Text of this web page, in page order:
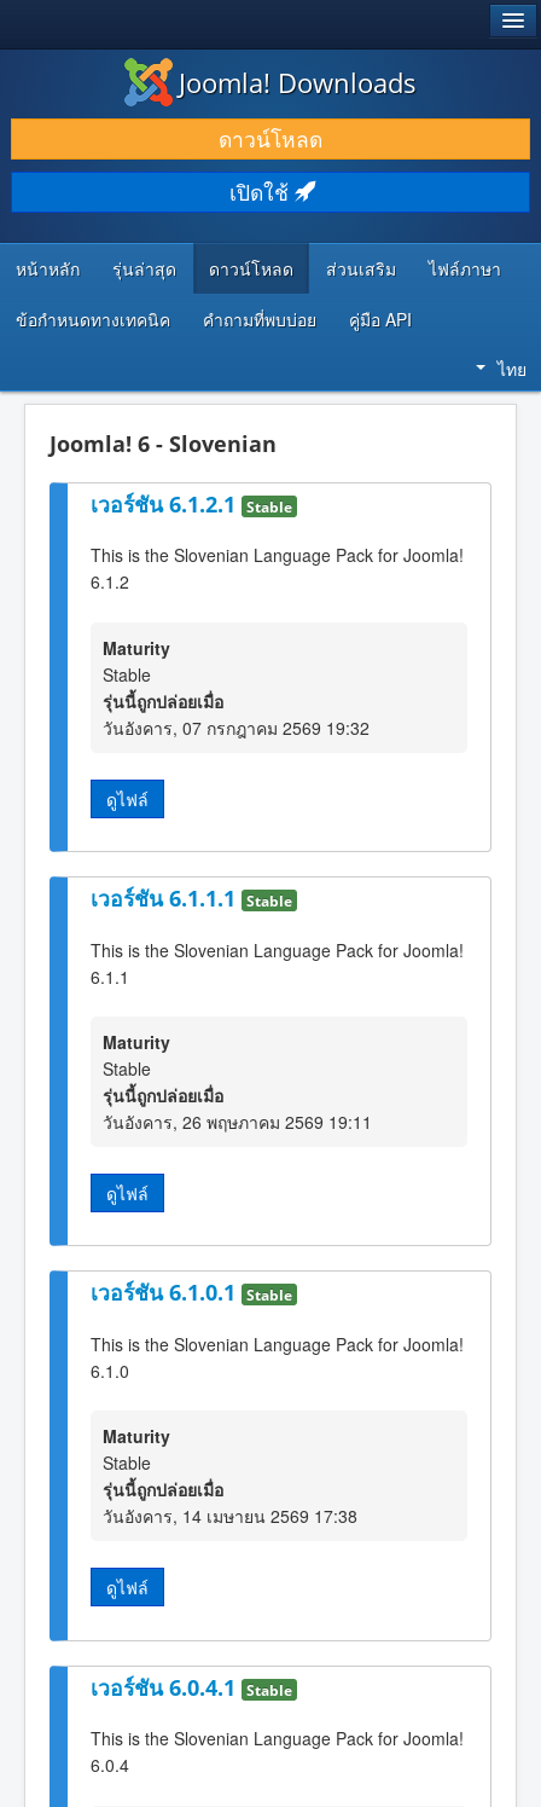
ดาวน์โหลด & ส่วนเสริม
ค้นคว้า & เรียนรู้
ชุมชน & สนับสนุน
ทรัพยากรสำหรับนักพัฒนา
Joomla! Downloads
ดาวน์โหลด
เปิดใช้
หน้าหลัก รุ่นล่าสุด ดาวน์โหลด ส่วนเสริม ไฟล์ภาษา
ข้อกำหนดทางเทคนิค คำถามที่พบบ่อย คู่มือ API
ไทย
Joomla! 6 - Slovenian
เวอร์ชัน 6.1.2.1 Stable
This is the Slovenian Language Pack for Joomla!
6.1.2
Maturity
Stable
รุ่นนี้ถูกปล่อยเมื่อ
วันอังคาร, 07 กรกฎาคม 2569 19:32
ดูไฟล์
เวอร์ชัน 6.1.1.1 Stable
This is the Slovenian Language Pack for Joomla!
6.1.1
Maturity
Stable
รุ่นนี้ถูกปล่อยเมื่อ
วันอังคาร, 26 พฤษภาคม 2569 19:11
ดูไฟล์
เวอร์ชัน 6.1.0.1 Stable
This is the Slovenian Language Pack for Joomla!
6.1.0
Maturity
Stable
รุ่นนี้ถูกปล่อยเมื่อ
วันอังคาร, 14 เมษายน 2569 17:38
ดูไฟล์
เวอร์ชัน 6.0.4.1 Stable
This is the Slovenian Language Pack for Joomla!
6.0.4